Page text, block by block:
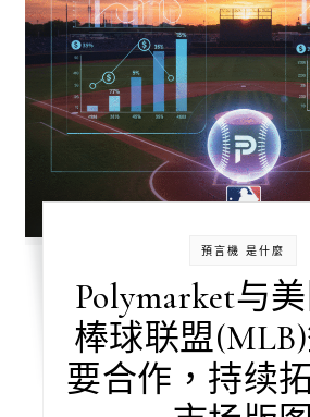
預言機 是什麼
Polymarket与
棒球联盟
要合作，持续